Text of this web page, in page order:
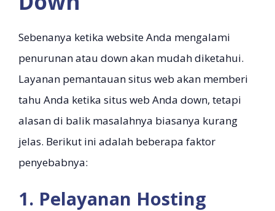
Sebenanya ketika website Anda mengalami
penurunan atau down akan mudah diketahui.
Layanan pemantauan situs web akan memberi
tahu Anda ketika situs web Anda down, tetapi
alasan di balik masalahnya biasanya kurang
jelas. Berikut ini adalah beberapa faktor
penyebabnya:
1. Pelayanan Hosting